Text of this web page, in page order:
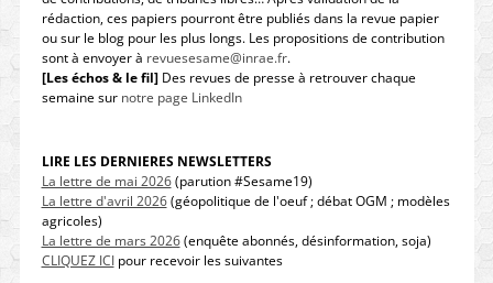
rédaction, ces papiers pourront être publiés dans la revue papier
ou sur le blog pour les plus longs. Les propositions de contribution
sont à envoyer à revuesesame@inrae.fr.
[Les échos & le fil]Des revues de presse à retrouver chaque
semaine sur notre page LinkedIn
LIRE LES DERNIERES NEWSLETTERS
La lettre de mai 2026(parution #Sesame19)
La lettre d'avril 2026(géopolitique de l'oeuf ; débat OGM ; modèles
agricoles)
La lettre de mars 2026(enquête abonnés, désinformation, soja)
CLIQUEZ ICIpour recevoir les suivantes